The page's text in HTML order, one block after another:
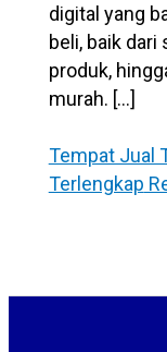
digital yang
beli, baik dari
produk,
murah. […]
Tempat Jual
Terlengkap